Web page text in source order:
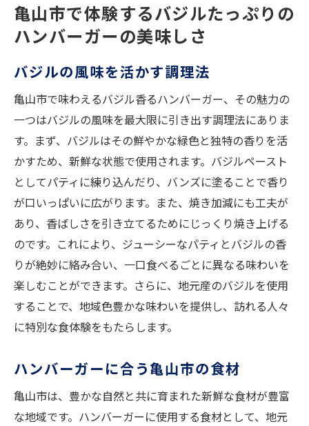
亀山市で体験するバジルたっぷりの
ハンバーガーの美味しさ
バジルの風味を活かす調理法
亀山市で味わえるバジル香るハンバーガー、その魅力の
一つはバジルの風味を最大限に引き出す調理法にありま
す。まず、バジルはその鮮やかな緑色と独特の香りを活
かすため、新鮮な状態で使用されます。バジルペースト
としてパティに練り込んだり、バンズに塗ることで香り
が口いっぱいに広がります。また、焼き加減にも工夫が
あり、香ばしさを引き立てるためにじっくり焼き上げる
のです。これにより、ジューシーなパティとバジルの香
りが絶妙に絡み合い、一口食べるごとに異なる味わいを
楽しむことができます。さらに、地元産のバジルを使用
することで、地域色豊かな味わいを提供し、訪れる人々
に特別な食体験をもたらします。
ハンバーガーに合う亀山市の食材
亀山市は、豊かな自然と共に育まれた新鮮な食材が豊富
な地域です。ハンバーガーに使用する食材として、地元